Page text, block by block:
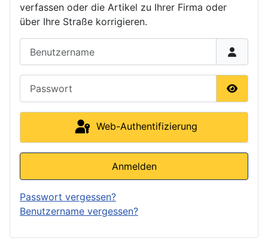
verfassen oder die Artikel zu Ihrer Firma oder
über Ihre Straße korrigieren.
Web-Authentifizierung
Anmelden
Passwort vergessen?
Benutzername vergessen?